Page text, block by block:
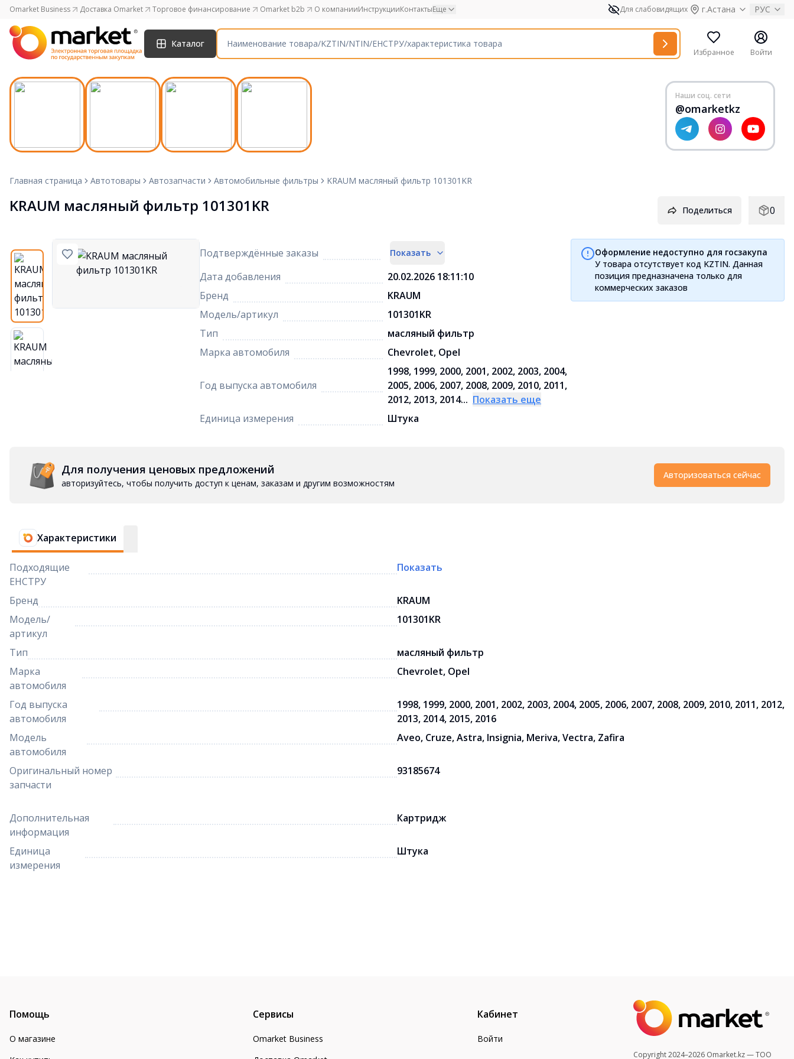
Omarket Business Доставка Omarket Торговое финансирование Omarket b2b О компанииИнструкцииКонтактыЕще Для слабовидящих г.Астана РУС
Каталог
Избранное Войти
Наши соц. сети
@omarketkz
Главная страница Автотовары Автозапчасти Автомобильные фильтры KRAUM масляный фильтр 101301KR
KRAUM масляный фильтр 101301KR Поделиться 0
Подтверждённые заказы Показать
Дата добавления
20.02.2026 18:11:10
Бренд
KRAUM
Модель/артикул
101301KR
Тип
масляный фильтр
Марка автомобиля
Chevrolet, Opel
Год выпуска автомобиля
1998, 1999, 2000, 2001, 2002, 2003, 2004,
2005, 2006, 2007, 2008, 2009, 2010, 2011,
2012, 2013, 2014... Показать еще
Единица измерения
Штука
Оформление недоступно для госзакупа
У товара отсутствует код KZTIN. Данная
позиция предназначена только для
коммерческих заказов
Для получения ценовых предложений
авторизуйтесь, чтобы получить доступ к ценам, заказам и другим возможностям
Авторизоваться сейчас
Характеристики
Подходящие
ЕНСТРУ
Показать
Бренд
KRAUM
Модель/
артикул
101301KR
Тип
масляный фильтр
Марка
автомобиля
Chevrolet, Opel
Год выпуска
автомобиля
1998, 1999, 2000, 2001, 2002, 2003, 2004, 2005, 2006, 2007, 2008, 2009, 2010, 2011, 2012,
2013, 2014, 2015, 2016
Модель
автомобиля
Aveo, Cruze, Astra, Insignia, Meriva, Vectra, Zafira
Оригинальный номер
запчасти
93185674
Дополнительная
информация
Картридж
Единица
измерения
Штука
Помощь
О магазине
Сервисы
Omarket Business
Кабинет
Войти
Copyright 2024–2026 Omarket.kz — ТОО